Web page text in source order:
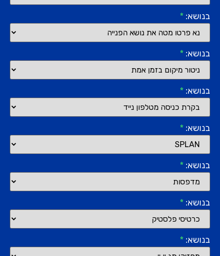
בנושא: *
בנושא: *
בנושא: *
בנושא: *
בנושא: *
בנושא: *
בנושא: *